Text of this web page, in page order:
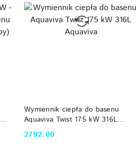
Wymiennik ciepła do basenu
Aquaviva Twist 175 kW 316L
Aquaviva
Cena:
2792.00
DO KOSZYKA